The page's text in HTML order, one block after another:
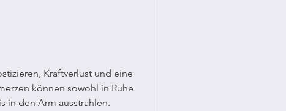
Kraftverlust und eine
können sowohl in Ruhe
in den Arm ausstrahlen.